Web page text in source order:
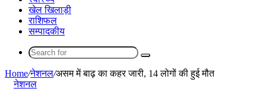
खेल खिलाड़ी
राशिफल
सम्पादकीय
Search
for
Home/नेशनल/असम में बाढ़ का कहर जारी, 14 लोगों की हुई मौत
नेशनल